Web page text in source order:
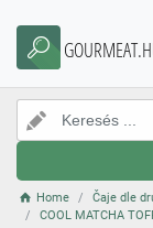
Home Čaje dle
COOL MATCHA